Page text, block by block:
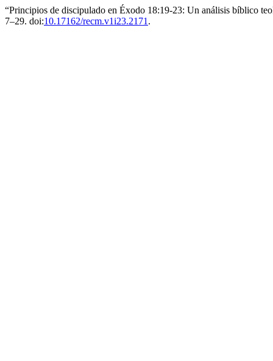
“Principios de discipulado en Éxodo 18:19-23: Un análisis bíblico
7–29. doi:10.17162/recm.v1i23.2171 .